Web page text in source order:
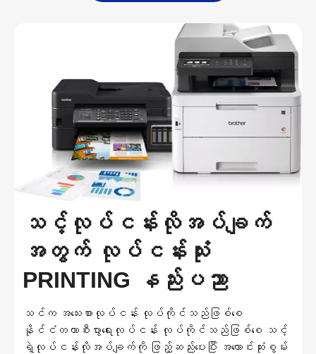
သင့်လုပ်ငန်းလိုအပ်ချက်
အတွက် လုပ်ငန်းသုံး
PRINTING နည်းပညာ
သင်က အသေးစားလုပ်ငန်း လုပ်ကိုင်သည်ဖြစ်စေ
နိုင်ငံတကာစီးပွားရေးလုပ်ငန်း လုပ်ကိုင်သည်ဖြစ်စေ သင့်
ရဲ့လုပ်ငန်းလိုအပ်ချက်ကို ဖြည့်ဆည်းပေးပြီး အကောင်းဆုံးစွမ်း